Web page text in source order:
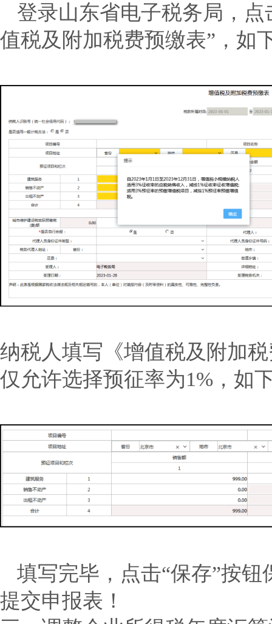
登录山东省电子税务局，
值税及附加税费预缴表”，如
纳税人填写《增值税及附加
仅允许选择预征率为1%，如
填写完毕，点击“保存”按
提交申报表！